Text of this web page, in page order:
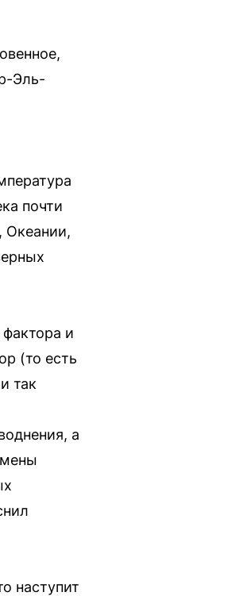
Эль-
почти
Океании,
и
(то есть
так
а
наступит